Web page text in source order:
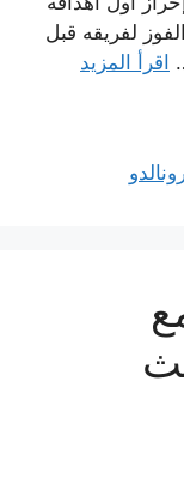
لفريقه قبل
اقرأ المزيد